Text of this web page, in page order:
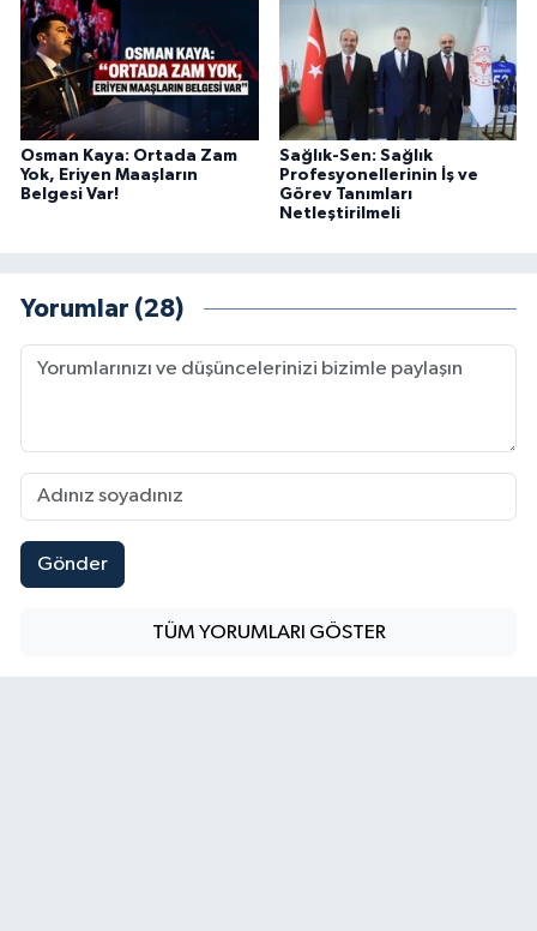
Osman Kaya: Ortada Zam
Yok, Eriyen Maaşların
Belgesi Var!
Sağlık-Sen: Sağlık
Profesyonellerinin İş ve
Görev Tanımları
Netleştirilmeli
Yorumlar (28)
Gönder
TÜM YORUMLARI GÖSTER